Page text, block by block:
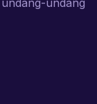
undang